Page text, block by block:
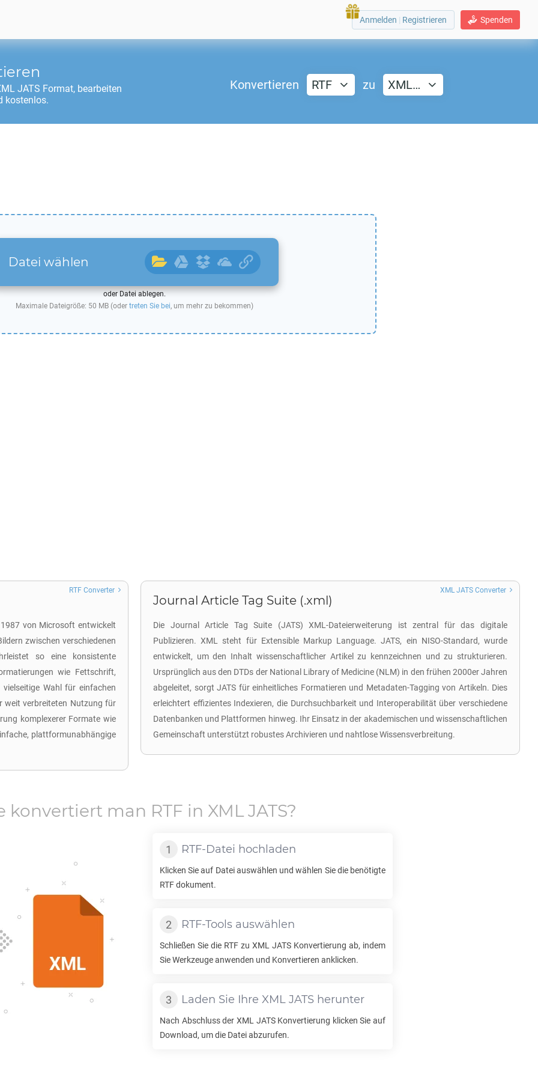
Spenden
Anmelden | Registrieren
JATS Format, bearbeiten
kostenlos.
Konvertieren RTF zu XML…
Datei wählen
oder Datei ablegen.
Maximale Dateigröße: 50 MB (oder treten Sie bei, um mehr zu bekommen)
von Microsoft entwickelt
zwischen verschiedenen
so eine konsistente
wie Fettschrift,
Wahl für einfachen
weit verbreiteten Nutzung für
komplexerer Formate wie
plattformunabhängige
RTF Converter
Journal Article Tag Suite (.xml)
Die Journal Article Tag Suite (JATS) XML-Dateierweiterung ist zentral für das digitale
Publizieren. XML steht für Extensible Markup Language. JATS, ein NISO-Standard, wurde
entwickelt, um den Inhalt wissenschaftlicher Artikel zu kennzeichnen und zu strukturieren.
Ursprünglich aus den DTDs der National Library of Medicine (NLM) in den frühen 2000er Jahren
abgeleitet, sorgt JATS für einheitliches Formatieren und Metadaten-Tagging von Artikeln. Dies
erleichtert effizientes Indexieren, die Durchsuchbarkeit und Interoperabilität über verschiedene
Datenbanken und Plattformen hinweg. Ihr Einsatz in der akademischen und wissenschaftlichen
Gemeinschaft unterstützt robustes Archivieren und nahtlose Wissensverbreitung.
XML JATS Converter
konvertiert man RTF in XML JATS?
RTF-Datei hochladen
Klicken Sie auf Datei auswählen und wählen Sie die benötigte
RTFdokument.
RTF-Tools auswählen
Schließen Sie die RTF zu XML JATS Konvertierung ab, indem
Sie Werkzeuge anwenden und Konvertieren anklicken.
Laden Sie Ihre XML JATS herunter
Nach Abschluss der XML JATSKonvertierung klicken Sie auf
Download, um die Datei abzurufen.